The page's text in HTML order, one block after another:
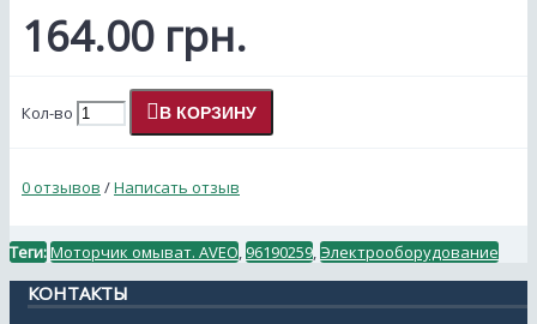
164.00 грн.
Кол-во В КОРЗИНУ
0 отзывов /Написать отзыв
Теги:Моторчик омыват. AVEO 96190259 Электрооборудование
КОНТАКТЫ